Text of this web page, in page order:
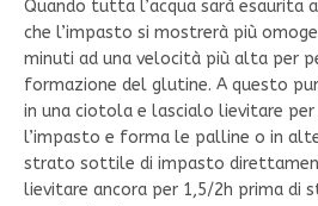
Quando tutta l’acqua sarà esaurita
che l’impasto si mostrerà più
minuti ad una velocità più alta per
formazione del glutine. A questo
in una ciotola e lascialo lievitare per
l’impasto e forma le palline o in
strato sottile di impasto
lievitare ancora per 1,5/2h prima di